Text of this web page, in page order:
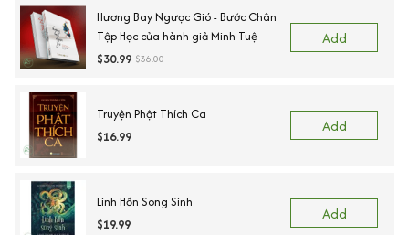
Hương Bay Ngược Gió - Bước Chân
Tập Học của hành giả Minh Tuệ
$30.99 $36.00
Add
Truyện Phật Thích Ca
$16.99
Add
Linh Hồn Song Sinh
$19.99
Add